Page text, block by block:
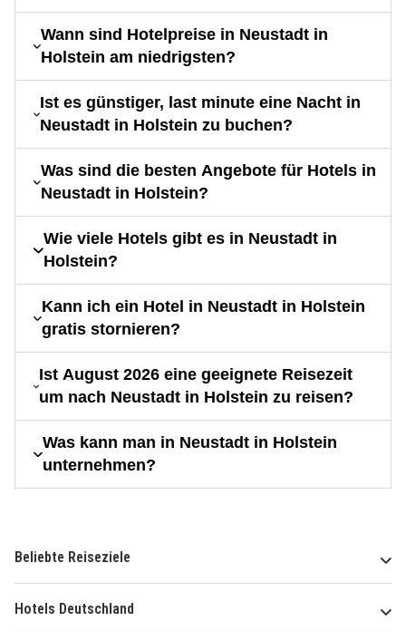
Wann sind Hotelpreise in Neustadt in
Holstein am niedrigsten?
Ist es günstiger, last minute eine Nacht in
Neustadt in Holstein zu buchen?
Was sind die besten Angebote für Hotels in
Neustadt in Holstein?
Wie viele Hotels gibt es in Neustadt in
Holstein?
Kann ich ein Hotel in Neustadt in Holstein
gratis stornieren?
Ist August 2026 eine geeignete Reisezeit
um nach Neustadt in Holstein zu reisen?
Was kann man in Neustadt in Holstein
unternehmen?
Beliebte Reiseziele
Hotels Deutschland